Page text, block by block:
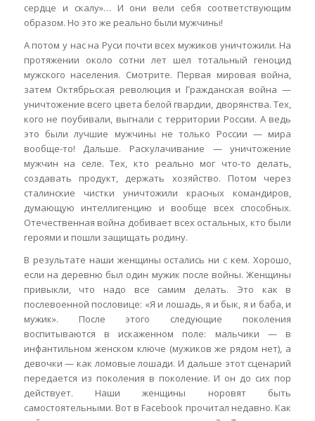
сердце и скалу»… И они вели себя соответствующим
образом. Но это же реально были мужчины!
А потом у нас на Руси почти всех мужиков уничтожили. На
протяжении около сотни лет шел тотальный геноцид
мужского населения. Смотрите. Первая мировая война,
затем Октябрьская революция и Гражданская война —
уничтожение всего цвета белой гвардии, дворянства. Тех,
кого не поубивали, выгнали с территории России. А ведь
это были лучшие мужчины не только России — мира
вообще-то! Дальше. Раскулачивание — уничтожение
мужчин на селе. Тех, кто реально мог что-то делать,
создавать продукт, держать хозяйство. Потом через
сталинские чистки уничтожили красных командиров,
думающую интеллигенцию и вообще всех способных.
Отечественная война добивает всех остальных, кто были
героями и пошли защищать родину.
В результате наши женщины остались ни с кем. Хорошо,
если на деревню был один мужик после войны. Женщины
привыкли, что надо все самим делать. Это как в
послевоенной пословице: «Я и лошадь, я и бык, я и баба, и
мужик». После этого следующие поколения
воспитываются в искаженном поле: мальчики — в
инфантильном женском ключе (мужиков же рядом нет), а
девочки — как ломовые лошади. И дальше этот сценарий
передается из поколения в поколение. И он до сих пор
действует. Наши женщины норовят быть
самостоятельными. Вот в Facebook прочитал недавно. Как